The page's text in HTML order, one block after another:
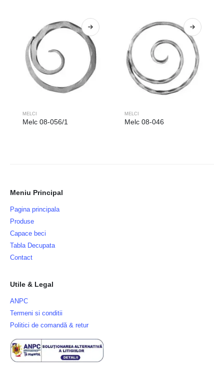
MELCI
Melc 08-056/1
MELCI
Melc 08-046
Meniu Principal
Pagina principala
Produse
Capace beci
Tabla Decupata
Contact
Utile & Legal
ANPC
Termeni si conditii
Politici de comandă & retur